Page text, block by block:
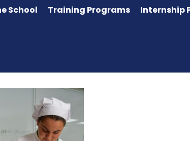
School Training Programs Internship